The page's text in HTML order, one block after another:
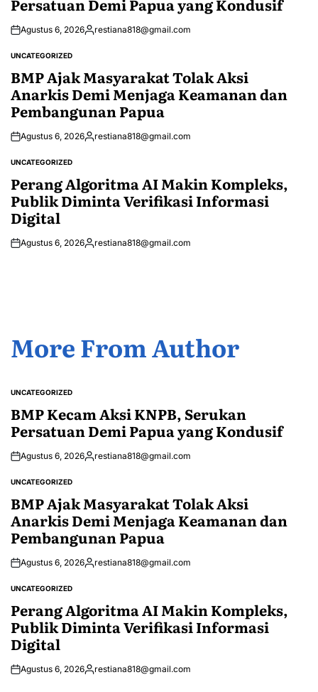
Agustus 6, 2026Posted
restiana818@gmail.com
POSTED
UNCATEGORIZED
BMP Ajak Masyarakat Tolak Aksi
Anarkis Demi Menjaga Keamanan dan
Pembangunan Papua
Agustus 6, 2026Posted
restiana818@gmail.com
POSTED
UNCATEGORIZED
Perang Algoritma AI Makin Kompleks,
Publik Diminta Verifikasi Informasi
Digital
Agustus 6, 2026Posted
restiana818@gmail.com
More From Author
POSTED
UNCATEGORIZED
BMP Kecam Aksi KNPB, Serukan
Persatuan Demi Papua yang Kondusif
Agustus 6, 2026Posted
restiana818@gmail.com
POSTED
UNCATEGORIZED
BMP Ajak Masyarakat Tolak Aksi
Anarkis Demi Menjaga Keamanan dan
Pembangunan Papua
Agustus 6, 2026Posted
restiana818@gmail.com
POSTED
UNCATEGORIZED
Perang Algoritma AI Makin Kompleks,
Publik Diminta Verifikasi Informasi
Digital
Agustus 6, 2026Posted
restiana818@gmail.com